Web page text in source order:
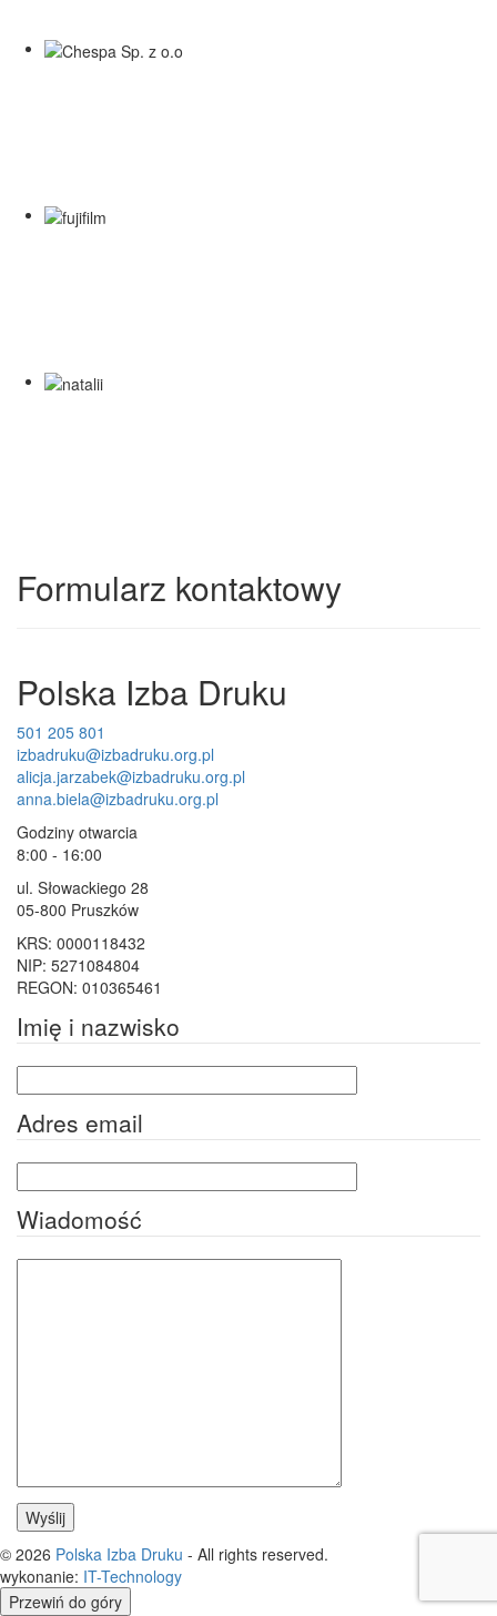
Formularz kontaktowy
Polska Izba Druku
501 205 801
izbadruku@izbadruku.org.pl
alicja.jarzabek@izbadruku.org.pl
anna.biela@izbadruku.org.pl
Godziny otwarcia
8:00 - 16:00
ul. Słowackiego 28
05-800 Pruszków
KRS: 0000118432
NIP: 5271084804
REGON: 010365461
Imię i nazwisko
Adres email
Wiadomość
© 2026 Polska Izba Druku - All rights reserved.
wykonanie: IT-Technology
Przewiń do góry